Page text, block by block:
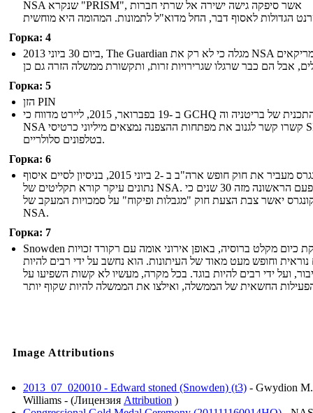
NSA שנקרא "PRISM", אשר סיפקה גישה ישירה אל שרתי חברות
Горка: 4
ביום 30 ביוני 2013, The Guardian מגלה כי לא רק את NSA רגל אמריקאים
Горка: 5
הזן PIN
ב -19 בפברואר, 2015, ליירט מדווח כי GCHQ התכנית של בריטניה וה-
NSA קשרו קשר לגנוב את מפתחות ההצפנה נמצאים מיליוני כרטיסי SIM
בטלפונים סלולריים.
Горка: 6
הקונגרס מעביר את חוק חופש ארה"ב ב -2 ביוני 2015, בניסיון לסיים איסוף
נתונים עיקר קורא תקליטים של NSA. זו הפעם הראשונה מזה 30 שנים כי
יאשר צבת הצעת חוק "מגבלות ופיקוח" על סמכויות המעקב של
NSA.
Горка: 7
Snowden מוענקת כיום מקלט ברוסיה, באופן אירוני אומה עם רקורד זכויות
וחופש מעט מאוד של העיתונות. הוא נחשב על ידי רבים להיות
ועל ידי רבים להיות בוגד. בכל מקרה, מעשיו לא קשות השפיעו על
Image Attributions
2013_07_020010 - Edward stoned (Snowden) (t3) - Gwydion M.
Williams - (Лицензия Attribution )